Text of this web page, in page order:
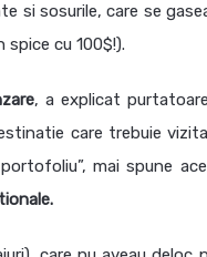
si sosurile, care se
cu 100$!).
, a explicat
care trebuie
mai spune